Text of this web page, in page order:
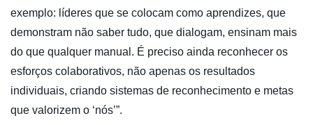
exemplo: líderes que se colocam como aprendizes, que
demonstram não saber tudo, que dialogam, ensinam mais
do que qualquer manual. É preciso ainda reconhecer os
esforços colaborativos, não apenas os resultados
individuais, criando sistemas de reconhecimento e metas
que valorizem o ‘nós’”.